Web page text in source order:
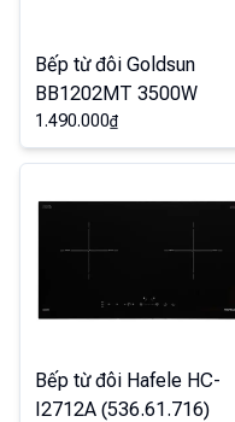
Bếp từ đôi Goldsun
BB1202MT 3500W
1.490.000₫
Bếp từ đôi Hafele HC-
I2712A (536.61.716)